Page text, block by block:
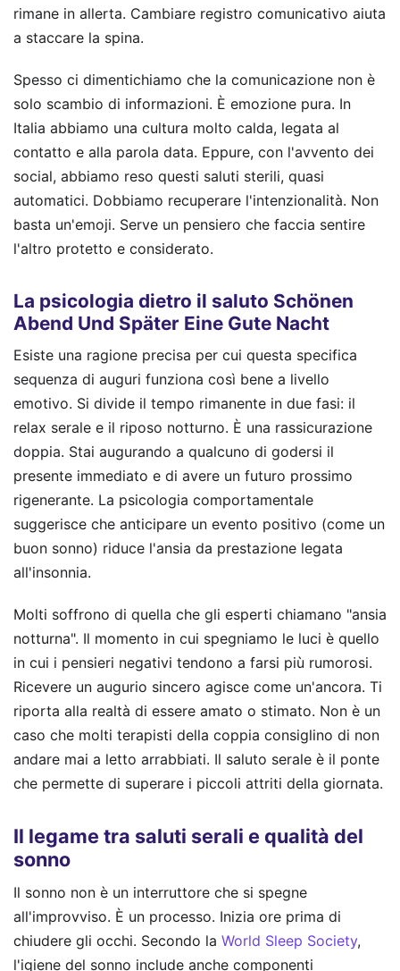
rimane in allerta. Cambiare registro comunicativo aiuta
a staccare la spina.
Spesso ci dimentichiamo che la comunicazione non è
solo scambio di informazioni. È emozione pura. In
Italia abbiamo una cultura molto calda, legata al
contatto e alla parola data. Eppure, con l'avvento dei
social, abbiamo reso questi saluti sterili, quasi
automatici. Dobbiamo recuperare l'intenzionalità. Non
basta un'emoji. Serve un pensiero che faccia sentire
l'altro protetto e considerato.
La psicologia dietro il saluto Schönen
Abend Und Später Eine Gute Nacht
Esiste una ragione precisa per cui questa specifica
sequenza di auguri funziona così bene a livello
emotivo. Si divide il tempo rimanente in due fasi: il
relax serale e il riposo notturno. È una rassicurazione
doppia. Stai augurando a qualcuno di godersi il
presente immediato e di avere un futuro prossimo
rigenerante. La psicologia comportamentale
suggerisce che anticipare un evento positivo (come un
buon sonno) riduce l'ansia da prestazione legata
all'insonnia.
Molti soffrono di quella che gli esperti chiamano "ansia
notturna". Il momento in cui spegniamo le luci è quello
in cui i pensieri negativi tendono a farsi più rumorosi.
Ricevere un augurio sincero agisce come un'ancora. Ti
riporta alla realtà di essere amato o stimato. Non è un
caso che molti terapisti della coppia consiglino di non
andare mai a letto arrabbiati. Il saluto serale è il ponte
che permette di superare i piccoli attriti della giornata.
Il legame tra saluti serali e qualità del
sonno
Il sonno non è un interruttore che si spegne
all'improvviso. È un processo. Inizia ore prima di
chiudere gli occhi. Secondo la World Sleep Society,
l'igiene del sonno include anche componenti